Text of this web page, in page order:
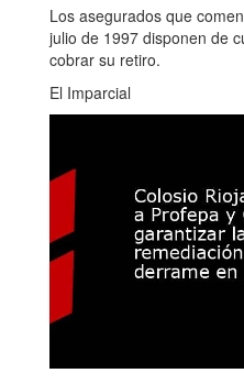
Los asegurados que
julio de 1997 disponen de
cobrar su retiro.
El Imparcial